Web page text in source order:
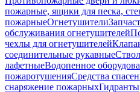
пожарные, ящики для песка,
пожарныеОгнетушители
обслуживания огнетушителей
чехлы для огнетушителей
соединительные рукавные
лафетныеВодопенное
пожаротушенияСредства
снаряжение пожарных